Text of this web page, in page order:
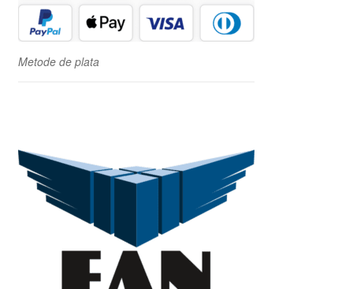
Metode de plata